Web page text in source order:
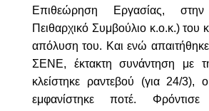
Επιθεώρηση Εργασίας,
Πειθαρχικό Συμβούλιο κ.ο.κ.) του
απόλυση του. Και ενώ
ΣΕΝΕ, έκτακτη συνάντηση με
κλείστηκε ραντεβού (για 24/3),
εμφανίστηκε ποτέ.